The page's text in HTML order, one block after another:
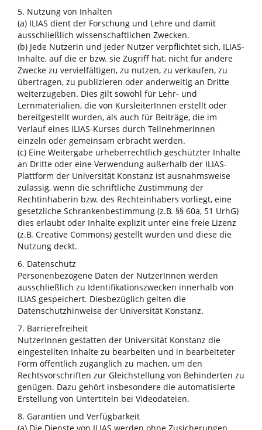
5. Nutzung von Inhalten
(a) ILIAS dient der Forschung und Lehre und damit
ausschließlich wissenschaftlichen Zwecken.
(b) Jede Nutzerin und jeder Nutzer verpflichtet sich, ILIAS-
Inhalte, auf die er bzw. sie Zugriff hat, nicht für andere
Zwecke zu vervielfältigen, zu nutzen, zu verkaufen, zu
übertragen, zu publizieren oder anderweitig an Dritte
weiterzugeben. Dies gilt sowohl für Lehr- und
Lernmaterialien, die von KursleiterInnen erstellt oder
bereitgestellt wurden, als auch für Beiträge, die im
Verlauf eines ILIAS-Kurses durch TeilnehmerInnen
einzeln oder gemeinsam erbracht werden.
(c) Eine Weitergabe urheberrechtlich geschützter Inhalte
an Dritte oder eine Verwendung außerhalb der ILIAS-
Plattform der Universität Konstanz ist ausnahmsweise
zulässig, wenn die schriftliche Zustimmung der
Rechtinhaberin bzw. des Rechteinhabers vorliegt, eine
gesetzliche Schrankenbestimmung (z.B. §§ 60a, 51 UrhG)
dies erlaubt oder Inhalte explizit unter eine freie Lizenz
(z.B. Creative Commons) gestellt wurden und diese die
Nutzung deckt.
6. Datenschutz
Personenbezogene Daten der NutzerInnen werden
ausschließlich zu Identifikationszwecken innerhalb von
ILIAS gespeichert. Diesbezüglich gelten die
Datenschutzhinweise der Universität Konstanz.
7. Barrierefreiheit
NutzerInnen gestatten der Universität Konstanz die
eingestellten Inhalte zu bearbeiten und in bearbeiteter
Form öffentlich zugänglich zu machen, um den
Rechtsvorschriften zur Gleichstellung von Behinderten zu
genügen. Dazu gehört insbesondere die automatisierte
Erstellung von Untertiteln bei Videodateien.
8. Garantien und Verfügbarkeit